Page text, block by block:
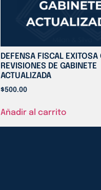
DEFENSA FISCAL
REVISIONES DE GABINETE
ACTUALIZADA
$500.00
Añadir al carrito